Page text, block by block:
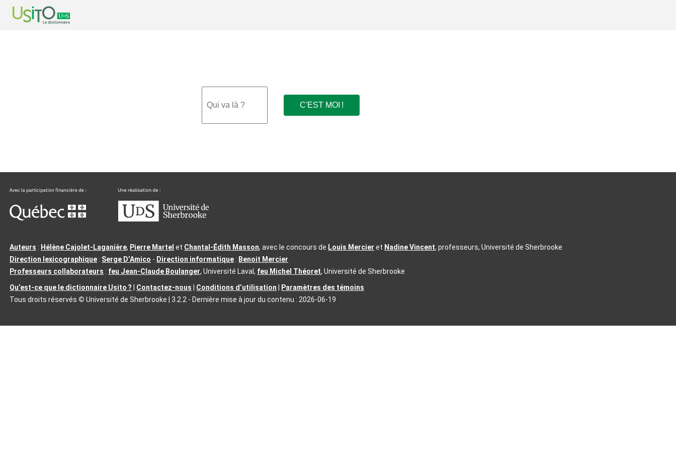
C'EST MOI !
Auteurs : Hélène Cajolet-Laganière, Pierre Martel et Chantal‑Édith Masson, avec le concours de Louis Mercier et Nadine Vincent, professeurs, Université de Sherbrooke
Direction lexicographique : Serge D’Amico - Direction informatique : Benoit Mercier
Professeurs collaborateurs : feu Jean-Claude Boulanger, Université Laval, feu Michel Théoret, Université de Sherbrooke
Qu’est-ce que le dictionnaire Usito ?
Contactez-nous Conditions d’utilisation
Paramètres des témoins
Tous droits réservés © Université de Sherbrooke | 3.2.2 - Dernière mise à jour du contenu : 2026-06-19